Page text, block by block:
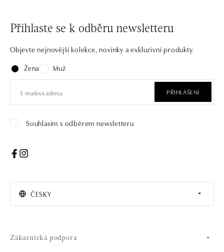
Přihlaste se k odběru newsletteru
Objevte nejnovější kolekce, novinky a exkluzivní produkty.
Žena
Muž
PŘIHLÁŠENÍ
Souhlasím s odběrem newsletteru
ČESKY
Zákaznická podpora